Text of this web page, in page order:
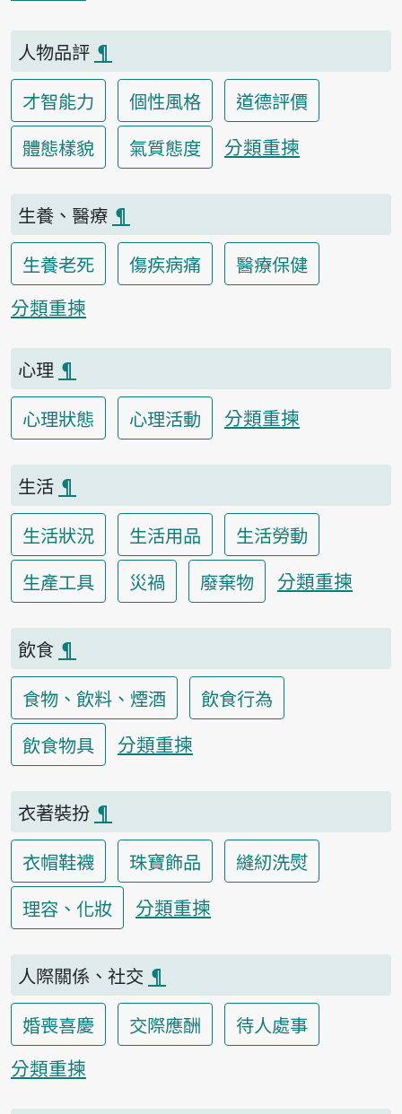
人物品評 ¶
才智能力
個性風格
道德評價
體態樣貌
氣質態度 分類重揀
生養、醫療 ¶
生養老死
傷疾病痛
醫療保健
分類重揀
心理 ¶
心理狀態
心理活動 分類重揀
生活 ¶
生活狀況
生活用品
生活勞動
生產工具
災禍 廢棄物 分類重揀
飲食 ¶
食物、飲料、煙酒
飲食行為
飲食物具
分類重揀
衣著裝扮 ¶
衣帽鞋襪
珠寶飾品
縫紉洗熨
理容、化妝
分類重揀
人際關係、社交 ¶
婚喪喜慶
交際應酬
待人處事
分類重揀